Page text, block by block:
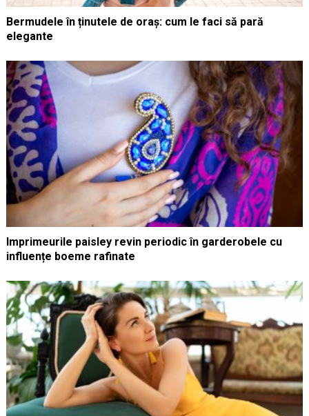
Bermudele în ținutele de oraș: cum le faci să pară
elegante
Imprimeurile paisley revin periodic în garderobele cu
influențe boeme rafinate